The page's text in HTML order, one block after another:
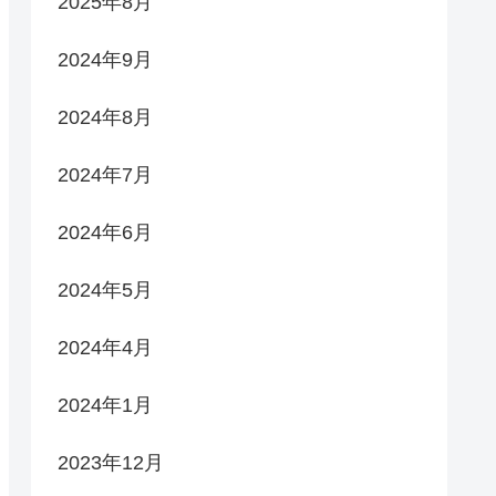
2024年9月
2024年8月
2024年7月
2024年6月
2024年5月
2024年4月
2024年1月
2023年12月